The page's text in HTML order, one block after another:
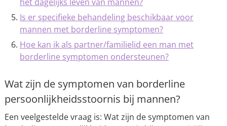
Is er specifieke behandeling beschikbaar voor
mannen met borderline symptomen?
Hoe kan ik als partner/familielid een man met
borderline symptomen ondersteunen?
Wat zijn de symptomen van borderline
persoonlijkheidsstoornis bij mannen?
Een veelgestelde vraag is: Wat zijn de symptomen van